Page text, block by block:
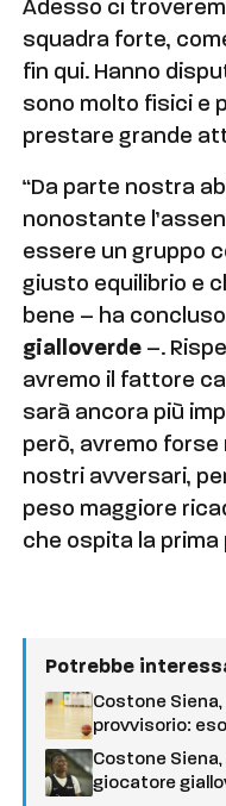
Adesso ci
squadra forte,
fin qui. Hanno
sono molto fisici e
prestare grande
“Da parte nostra
nonostante
essere un gruppo
giusto equilibrio e
bene – ha
gialloverde –.
avremo il fattore
sarà ancora più
però, avremo
nostri avversari,
peso maggiore
che ospita la prima
Potrebbe
Costone
provvisorio:
Costone Siena,
giocatore